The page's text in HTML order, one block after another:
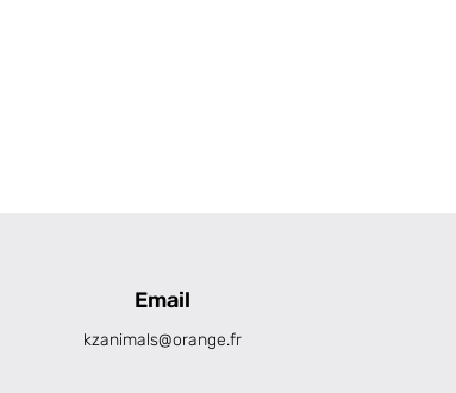
Email
kzanimals@orange.fr